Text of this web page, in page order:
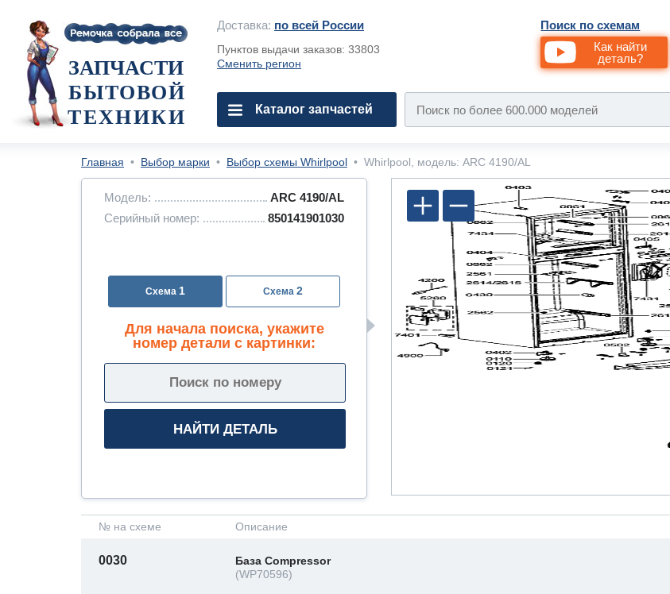
Доставка: по всей России
Пунктов выдачи заказов: 33803
Сменить регион
Поиск по схемам
Как найти
деталь?
ЗАПЧАСТИ
БЫТОВОЙ
ТЕХНИКИ
Каталог запчастей
Главная • Выбор марки • Выбор схемы Whirlpool • Whirlpool, модель: ARC 4190/AL
Модель:
ARC 4190/AL
Серийный номер:
850141901030
1 2
Для начала поиска, укажите
номер детали с картинки:
№ на схеме Описание
0030
База Compressor
(WP70596)